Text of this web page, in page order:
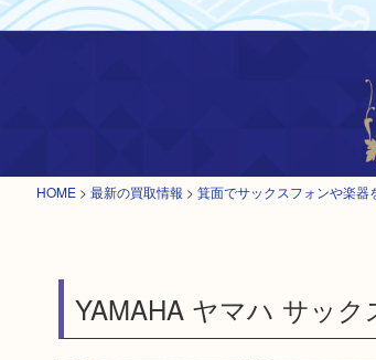
HOME > 最新の買取情報 > 箕面でサックスフォンや楽器
YAMAHA ヤマハ サッ